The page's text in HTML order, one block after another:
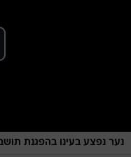
נער נפצע בעינו בהפגנת תושבי